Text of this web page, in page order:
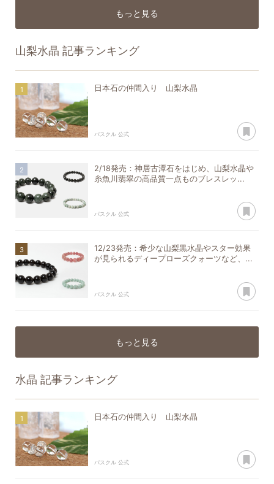
もっと見る
山梨水晶 記事ランキング
日本石の仲間入り 山梨水晶
パスクル 公式
2/18発売：神居古潭石をはじめ、山梨水晶や
糸魚川翡翠の高品質一点ものブレスレッ...
パスクル 公式
12/23発売：希少な山梨黒水晶やスター効果
が見られるディープローズクォーツなど、...
パスクル 公式
もっと見る
水晶 記事ランキング
日本石の仲間入り 山梨水晶
パスクル 公式